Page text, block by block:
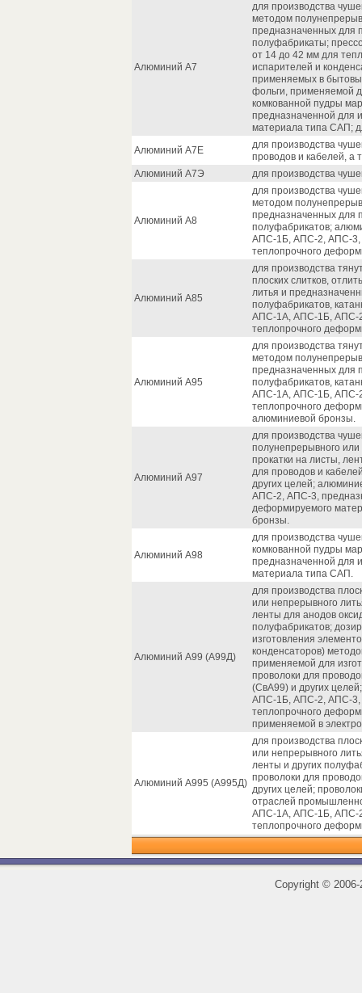
Алюминий А7
для производства
методом
предназначенных для
полуфабрикаты;
от 14 до 42 мм для
испарителей и
применяемых в
фольги, применяемой
комкованной пудры
предназначенной для
материала типа САП;
Алюминий А7Е
для производства
проводов и кабелей, а
Алюминий А7Э
для производства
Алюминий А8
для производства
методом
предназначенных для
полуфабрикатов;
АПС-1Б, АПС-2, АПС-3,
теплопрочного
Алюминий А85
для производства
плоских слитков,
литья и
полуфабрикатов,
АПС-1А, АПС-1Б, АПС-2,
теплопрочного
Алюминий А95
для производства
методом
предназначенных для
полуфабрикатов,
АПС-1А, АПС-1Б, АПС-2,
теплопрочного
алюминиевой бронзы.
Алюминий А97
для производства
полунепрерывного
прокатки на листы,
для проводов и
других целей;
АПС-2, АПС-3,
деформируемого
бронзы.
Алюминий А98
для производства
комкованной пудры
предназначенной для
материала типа САП.
Алюминий А99 (А99Д)
для производства
или непрерывного
ленты для анодов
полуфабрикатов;
изготовления
конденсаторов)
применяемой для
проволоки для
(СвА99) и других
АПС-1Б, АПС-2, АПС-3,
теплопрочного
применяемой в
Алюминий А995 (А995Д)
для производства
или непрерывного
ленты и других
проволоки для
других целей;
отраслей
АПС-1А, АПС-1Б, АПС-2,
теплопрочного
Copyright ©